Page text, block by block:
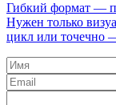
Гибкий формат —
Нужен только
цикл или точечно